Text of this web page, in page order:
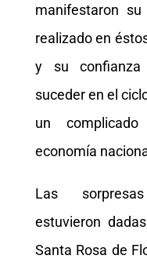
manifestaron
realizado en
y su
suceder en el
un
economía
Las
estuvieron
Santa Rosa de